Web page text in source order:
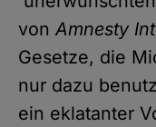
vonAmnesty
Gesetze, die
nur dazu
ein eklatanter